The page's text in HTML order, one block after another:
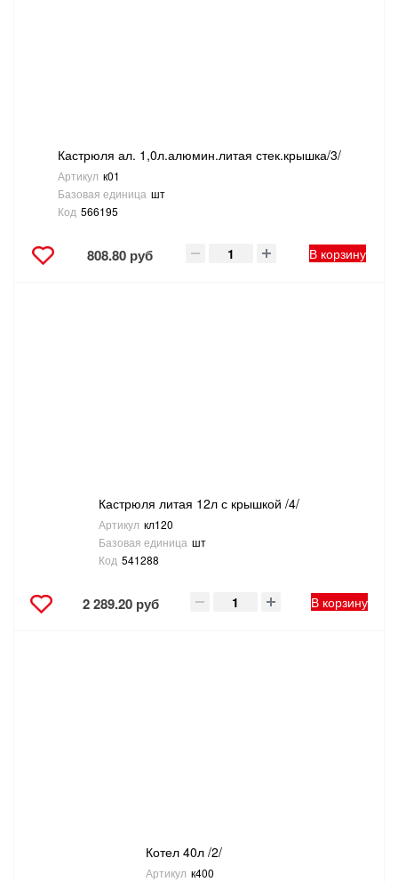
Кастрюля ал. 1,0л.алюмин.литая стек.крышка/3/
Артикул к01
Базовая единица шт
Код 566195
808.80 руб В корзину
Кастрюля литая 12л с крышкой /4/
Артикул кл120
Базовая единица шт
Код 541288
2 289.20 руб В корзину
Котел 40л /2/
Артикул к400